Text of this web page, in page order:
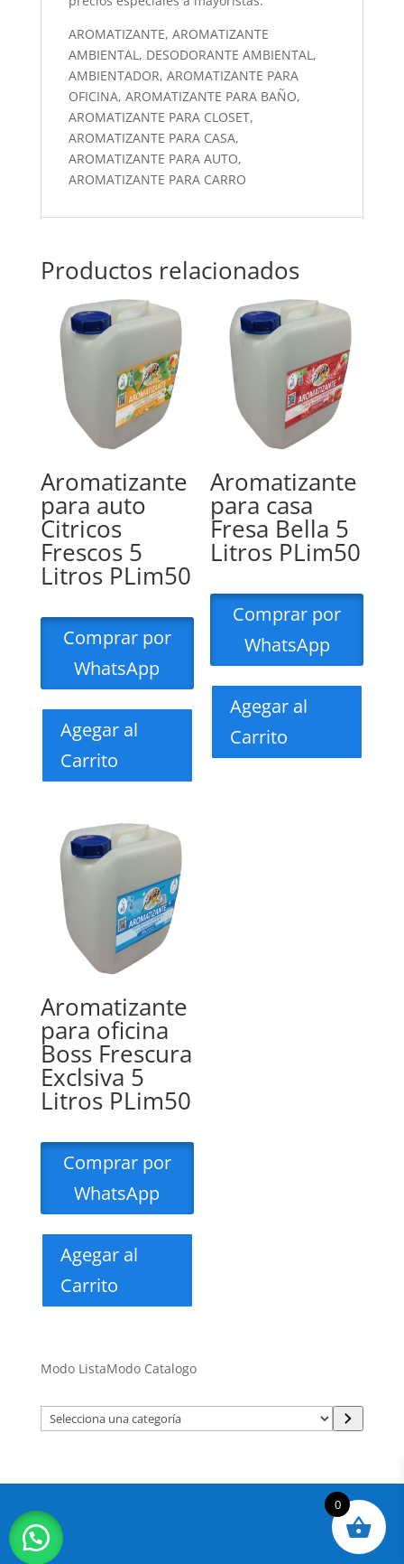
AROMATIZANTE, AROMATIZANTE
AMBIENTAL, DESODORANTE AMBIENTAL,
AMBIENTADOR, AROMATIZANTE PARA
OFICINA, AROMATIZANTE PARA BAÑO,
AROMATIZANTE PARA CLOSET,
AROMATIZANTE PARA CASA,
AROMATIZANTE PARA AUTO,
AROMATIZANTE PARA CARRO
Productos relacionados
Aromatizante
para auto
Citricos
Frescos 5
Litros PLim50
Comprar por
WhatsApp
Agegar al
Carrito
Aromatizante
para casa
Fresa Bella 5
Litros PLim50
Comprar por
WhatsApp
Agegar al
Carrito
Aromatizante
para oficina
Boss Frescura
Exclsiva 5
Litros PLim50
Comprar por
WhatsApp
Agegar al
Carrito
Modo ListaModo Catalogo
Selecciona
una
0